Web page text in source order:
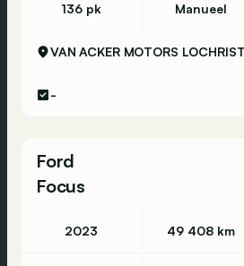
136 pk Manueel
VAN ACKER MOTORS
-
Ford
Focus
2023 49 408 km